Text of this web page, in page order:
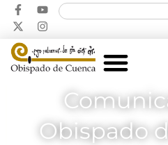
Obispado